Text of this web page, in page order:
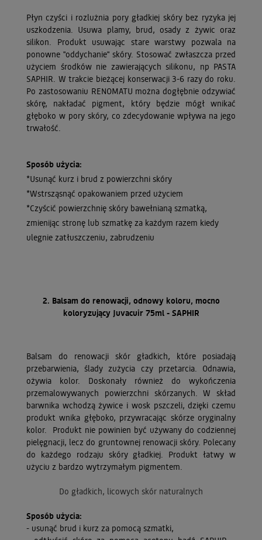
Płyn czyści i rozlużnia pory gładkiej skóry bez ryzyka jej
uszkodzenia. Usuwa plamy, brud, osady z żywic oraz
silikon. Produkt usuwając stare warstwy pozwala na
ponowne "oddychanie" skóry. Stosować zwłaszcza przed
użyciem środków nie zawierających silikonu, np PASTA
SAPHIR. W trakcie bieżącej konserwacji 3-6 razy do roku.
Po zastosowaniu RENOMATU można dogłębnie odzywiać
skórę, nakładać pigment, który będzie mógł wnikać
głęboko w pory skóry, co zdecydowanie wpływa na jego
trwałość.
Sposób użycia:
*Usunąć kurz i brud z powierzchni skóry
*Wstrsząsnąć opakowaniem przed użyciem
*Czyścić powierzchnię skóry bawełnianą szmatką,
zmienijąc stronę lub szmatkę za każdym razem kiedy
ulegnie zatłuszczeniu, zabrudzeniu
2. Balsam do renowacji, odnowy koloru, mocno
koloryzujący Juvacuir 75ml - SAPHIR
Balsam do renowacji skór gładkich, które posiadają
przebarwienia, ślady zużycia czy przetarcia. Odnawia,
ożywia kolor. Doskonały również do wykończenia
przemalowywanych powierzchni skórzanych. W skład
barwnika wchodzą żywice i wosk pszczeli, dzięki czemu
produkt wnika głęboko, przywracając skórze oryginalny
kolor. Produkt nie powinien być używany do codziennej
pielęgnacji, lecz do gruntownej renowacji skóry. Polecany
do każdego rodzaju skóry gładkiej. Produkt łatwy w
użyciu z bardzo wytrzymałym pigmentem.
Do gładkich, licowych skór naturalnych
Sposób użycia:
- usunąć brud i kurz za pomocą szmatki,